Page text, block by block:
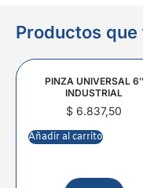
Productos
PINZA UNIVERSAL 6″
INDUSTRIAL
$ 6.837,50
Añadir al carrito